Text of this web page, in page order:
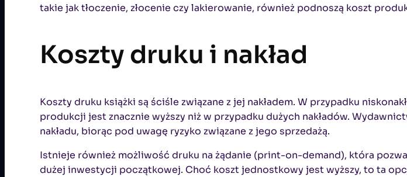
takie jak tłoczenie, złocenie czy lakierowanie, również podnoszą koszt
Koszty druku i nakład
Koszty druku książki są ściśle związane z jej nakładem. W przypadku
produkcji jest znacznie wyższy niż w przypadku dużych nakładów.
nakładu, biorąc pod uwagę ryzyko związane z jego sprzedażą.
Istnieje również możliwość druku na żądanie (print-on-demand), która
dużej inwestycji początkowej. Choć koszt jednostkowy jest wyższy, to ta